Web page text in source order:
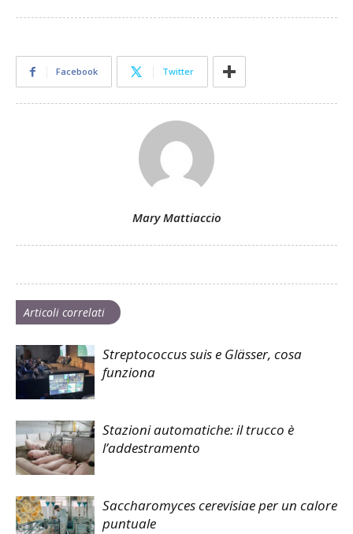
Facebook Twitter
Mary Mattiaccio
Articoli correlati
Streptococcus suis e Glässer, cosa
funziona
Stazioni automatiche: il trucco è
l’addestramento
Saccharomyces cerevisiae per un calore
puntuale